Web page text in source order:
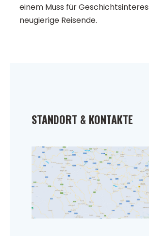
einem Muss für
neugierige Reisende.
STANDORT & KONTAKTE